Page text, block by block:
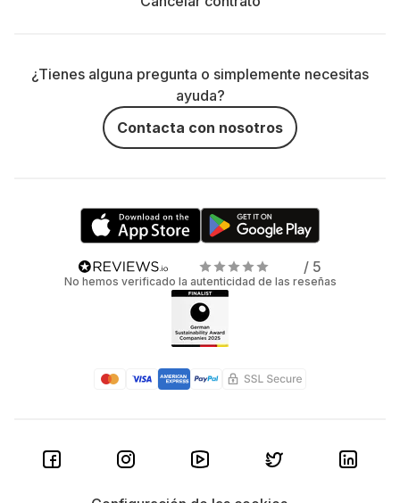
¿Tienes alguna pregunta o simplemente necesitas
ayuda?
Contacta con nosotros
/ 5
No hemos verificado la autenticidad de las reseñas